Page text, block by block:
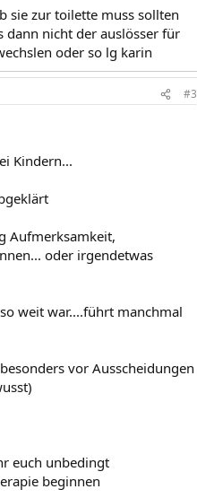
sie zur toilette muss sollten
dann nicht der auslösser für
oder so lg karin
#3
Kindern...
Aufmerksamkeit,
oder irgendetwas
weit war....führt manchmal
vor Ausscheidungen
euch unbedingt
beginnen